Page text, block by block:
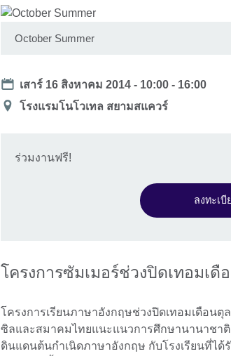
October Summer
Date
เสาร์ 16 สิงหาคม 2014 - 10:00 - 16:00
สถาน
โรงแรมโนโวเทล สยามสแควร์
ร่วมงานฟรี!
ลงทะเ
โครงการซัมเมอร์ช่วงปิดเทอมเดื
โครงการเรียนภาษาอังกฤษช่วงปิดเทอมเดือน
ซิลและสมาคมไทยแนะแนวการศึกษานานาชา
ดินแดนต้นกำเนิดภาษาอังกฤษ กับโรงเรียนที่ได้